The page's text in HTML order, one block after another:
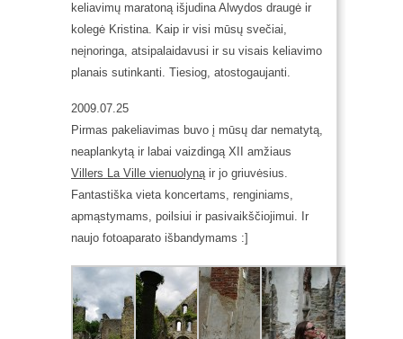
keliavimų maratoną išjudina Alwydos draugė ir
kolegė Kristina. Kaip ir visi mūsų svečiai,
neįnoringa, atsipalaidavusi ir su visais keliavimo
planais sutinkanti. Tiesiog, atostogaujanti.
2009.07.25
Pirmas pakeliavimas buvo į mūsų dar nematytą,
neaplankytą ir labai vaizdingą XII amžiaus
Villers La Ville vienuolynąir jo griuvėsius.
Fantastiška vieta koncertams, renginiams,
apmąstymams, poilsiui ir pasivaikščiojimui. Ir
naujo fotoaparato išbandymams :]